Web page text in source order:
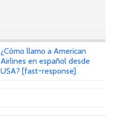
¿Cómo llamo a American
Airlines en español desde
USA? [fast~response]